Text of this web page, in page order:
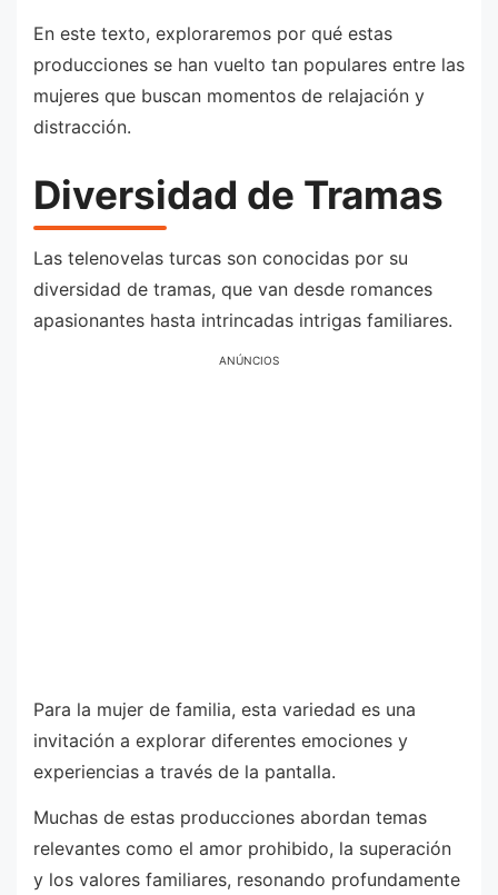
En este texto, exploraremos por qué estas
producciones se han vuelto tan populares entre las
mujeres que buscan momentos de relajación y
distracción.
Diversidad de Tramas
Las telenovelas turcas son conocidas por su
diversidad de tramas, que van desde romances
apasionantes hasta intrincadas intrigas familiares.
ANÚNCIOS
Para la mujer de familia, esta variedad es una
invitación a explorar diferentes emociones y
experiencias a través de la pantalla.
Muchas de estas producciones abordan temas
relevantes como el amor prohibido, la superación
y los valores familiares, resonando profundamente